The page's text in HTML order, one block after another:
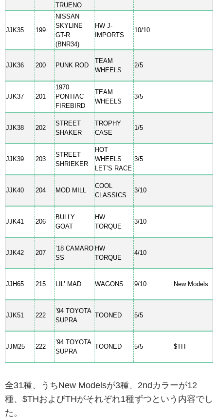
TRUENO
JJK35 199
NISSAN
SKYLINE
GT-R
(BNR34)
HW J-
IMPORTS
10/10
JJK36 200 PUNK ROD
TEAM
WHEELS
2/5
JJK37 201
1970
PONTIAC
FIREBIRD
TEAM
WHEELS
3/5
JJK38 202
STREET
SHAKER
TROPHY
CASE
1/5
JJK39 203
STREET
SHRIEKER
HOT
WHEELS
LET’S RACE
3/5
JJK40 204 MOD MILL
COOL
CLASSICS
3/10
JJK41 206
BULLY
GOAT
HW
TORQUE
3/10
JJK42 207
’18 CAMARO
SS
HW
TORQUE
4/10
JJH65 215 LIL’ MAD WAGONS 9/10 New Models
JJK51 222
’94 TOYOTA
SUPRA
TOONED 5/5
JJM25 222
’94 TOYOTA
SUPRA
TOONED 5/5 $TH
全31種、うちNew Modelsが3種、2ndカラーが12
種、$THおよびTHがそれぞれ1種ずつという内容でし
た。